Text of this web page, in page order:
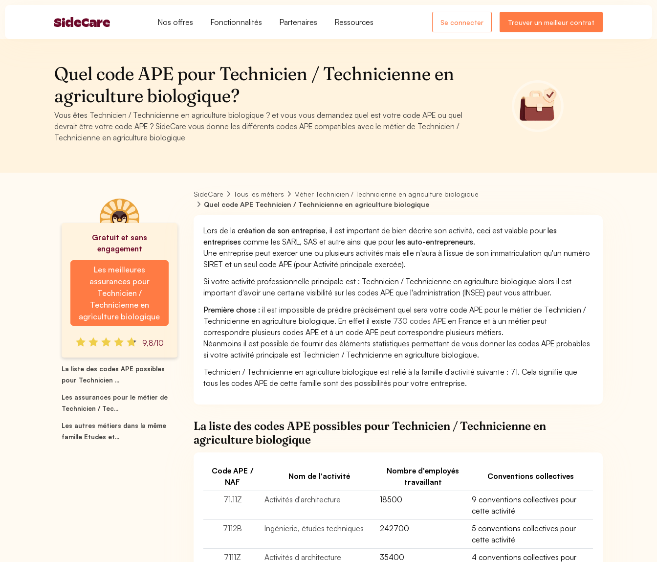
Nos offres Fonctionnalités Partenaires Ressources Se connecter Trouver un meilleur contrat
Quel code APE pour Technicien / Technicienne en
agriculture biologique?
Vous êtes Technicien / Technicienne en agriculture biologique ? et vous vous demandez quel est votre code APE ou quel
devrait être votre code APE ? SideCare vous donne les différents codes APE compatibles avec le métier de Technicien /
Technicienne en agriculture biologique
Gratuit et sans
engagement
Les meilleures
assurances pour
Technicien /
Technicienne en
agriculture biologique
9,8/10
La liste des codes APE possibles
pour Technicien ...
Les assurances pour le métier de
Technicien / Tec...
Les autres métiers dans la même
famille Etudes et...
SideCare Tous les métiers
Métier Technicien / Technicienne en agriculture biologique
Quel code APE Technicien / Technicienne en agriculture biologique
Lors de lacréation de son entreprise, il est important de bien décrire son activité, ceci est valable pourles
entreprises comme les SARL, SAS et autre ainsi que pourles auto-entrepreneurs.
Une entreprise peut exercer une ou plusieurs activités mais elle n'aura à l'issue de son immatriculation qu'un numéro
SIRET et un seul code APE (pour Activité principale exercée).
Si votre activité professionnelle principale est : Technicien / Technicienne en agriculture biologique alors il est
important d'avoir une certaine visibilité sur les codes APE que l'administration (INSEE) peut vous attribuer.
Première chose : il est impossible de prédire précisément quel sera votre code APE pour le métier de Technicien /
Technicienne en agriculture biologique. En effet il existe 730 codes APE en France et à un métier peut
correspondre plusieurs codes APE et à un code APE peut correspondre plusieurs métiers.
Néanmoins il est possible de fournir des éléments statistiques permettant de vous donner les codes APE probables
si votre activité principale est Technicien / Technicienne en agriculture biologique.
Technicien / Technicienne en agriculture biologique est relié à la famille d'activité suivante : 71. Cela signifie que
tous les codes APE de cette famille sont des possibilités pour votre entreprise.
La liste des codes APE possibles pour Technicien / Technicienne en
agriculture biologique
Code APE /
NAF
Nom de l'activité
Nombre d'employés
travaillant
Conventions collectives
71.11Z Activités d'architecture 18500
9 conventions collectives pour
cette activité
7112B
Ingénierie, études techniques 242700
5 conventions collectives pour
cette activité
7111Z
Activités d architecture 35400
4 conventions collectives pour